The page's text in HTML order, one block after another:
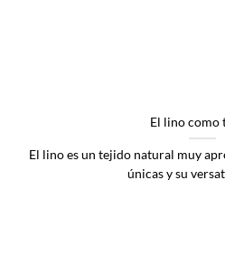
El lino como
El lino es un tejido natural muy
únicas y su